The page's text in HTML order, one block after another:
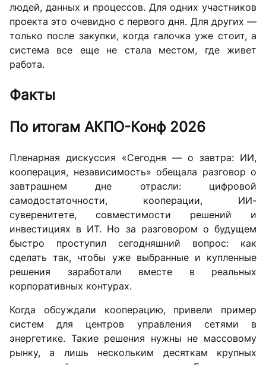
людей, данных и процессов. Для одних участников
проекта это очевидно с первого дня. Для других —
только после закупки, когда галочка уже стоит, а
система все еще не стала местом, где живет
работа.
Факты
По итогам АКПО-Конф 2026
Пленарная дискуссия «Сегодня — о завтра: ИИ,
кооперация, независимость» обещала разговор о
завтрашнем дне отрасли: цифровой
самодостаточности, кооперации, ИИ-
суверенитете, совместимости решений и
инвестициях в ИТ. Но за разговором о будущем
быстро проступил сегодняшний вопрос: как
сделать так, чтобы уже выбранные и купленные
решения заработали вместе в реальных
корпоративных контурах.
Когда обсуждали кооперацию, привели пример
систем для центров управления сетями в
энергетике. Такие решения нужны не массовому
рынку, а лишь нескольким десяткам крупных